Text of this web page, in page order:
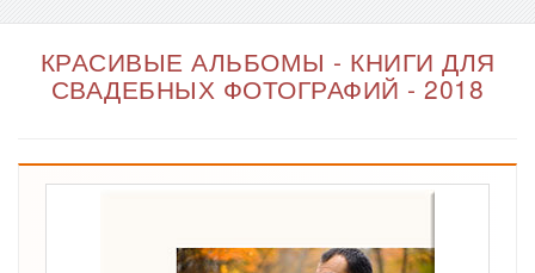
КРАСИВЫЕ АЛЬБОМЫ - КНИГИ ДЛЯ
СВАДЕБНЫХ ФОТОГРАФИЙ - 2018